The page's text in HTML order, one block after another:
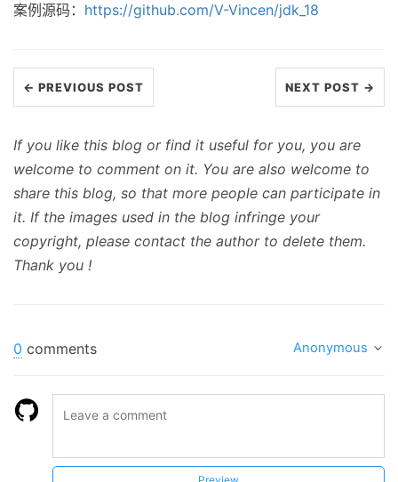
案例源码： https://github.com/V-Vincen/jdk_18
← PREVIOUS POST NEXT POST →
If you like this blog or find it useful for you, you are
welcome to comment on it. You are also welcome to
share this blog, so that more people can participate in
it. If the images used in the blog infringe your
copyright, please contact the author to delete them.
Thank you !
0 comments Anonymous